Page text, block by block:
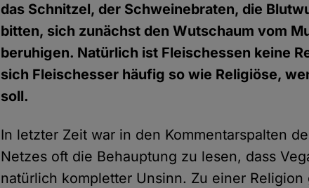
das Schnitzel, der Schweinebraten, die
bitten, sich zunächst den Wutschaum vom
beruhigen. Natürlich ist Fleischessen keine
sich Fleischesser häufig so wie Religiöse,
soll.
In letzter Zeit war in den Kommentarspalten
Netzes oft die Behauptung zu lesen, dass
natürlich kompletter Unsinn. Zu einer